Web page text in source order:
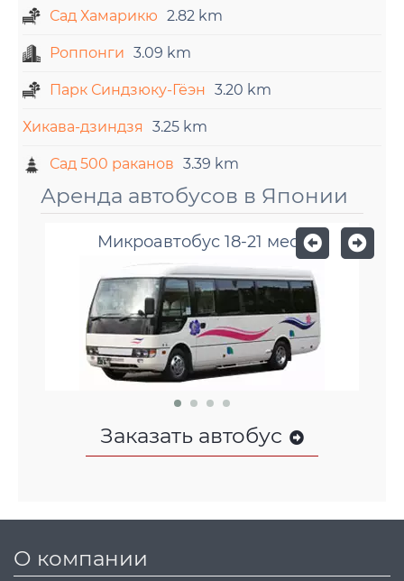
Сад Хамарикю 2.82 km
Роппонги 3.09 km
Парк Синдзюку-Гёэн 3.20 km
Хикава-дзиндзя 3.25 km
Сад 500 раканов 3.39 km
Аренда автобусов в Японии
Микроавтобус 18-21 мест
Заказать автобус
О компании